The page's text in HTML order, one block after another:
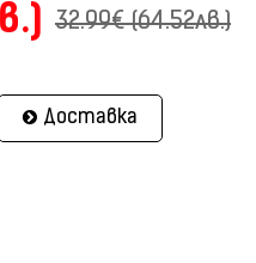
32.99€ (64.52лв.)
Доставка